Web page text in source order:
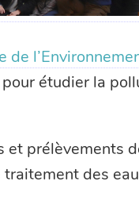
de
étudier la
et prélèvements
des